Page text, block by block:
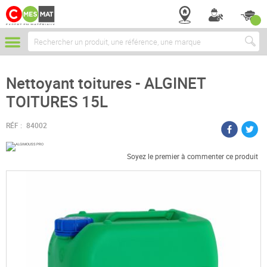
Chercher
Nettoyant toitures - ALGINET
TOITURES 15L
RÉF : 84002
Soyez le premier à commenter ce produit
Passer